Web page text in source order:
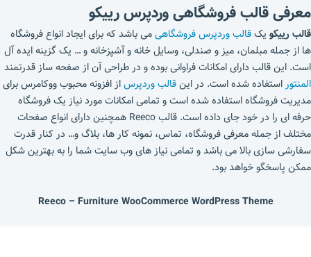
معرفی قالب فروشگاهی وردپرس رییکو
قالب رییکو یکقالب وردپرس فروشگاهیمی باشد که برای ایجاد انواع فروشگاه
ها از جمله مبلمان، میز و صندلی، وسایل خانه و آشپزخانه و … یک گزینه ایده آل
است. این قالب دارای امکانات فراوانی بوده و در طراحی آن از صفحه ساز قدرتمند
المنتوراستفاده شده است. در اینقالب وردپرساز افزونه محبوب ووکامرس برای
مدیریت فروشگاه استفاده شده است و تمامی امکانات مورد نیاز یک فروشگاه
حرفه ای را در خود جای داده است. قالب Reeco همچنین دارای انواع صفحات
مختلف از جمله معرفی فروشگاه، تماس، نمونه کار ها، بلاگ و… در کنار قدرت
سفارشی سازی بالا می باشد و تمامی نیاز های وب سایت شما را به بهترین شکل
ممکن پاسخگو خواهد بود.
Reeco – Furniture WooCommerce WordPress Theme